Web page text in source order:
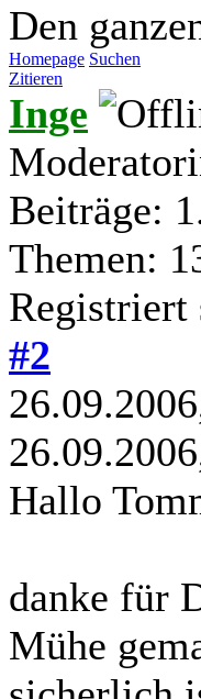
Den
Homepage Suchen
Zitieren
Inge
Beiträge:
Themen:
Registriert
#2
Hallo
danke für
Mühe